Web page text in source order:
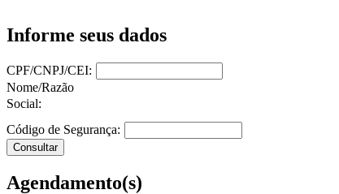
Informe seus dados
CPF/CNPJ/CEI:
Nome/Razão
Social:
Código de Segurança:
Agendamento(s)